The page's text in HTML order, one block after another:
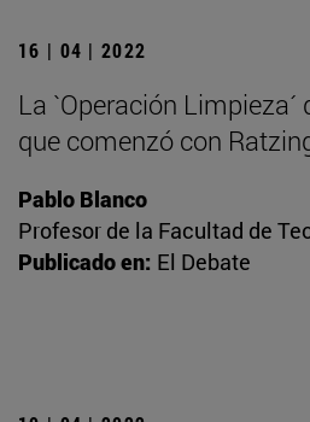
16 | 04 | 2022
La `Operación
que comenzó con
Pablo Blanco
Profesor de la Facultad de
Publicado en: El Debate